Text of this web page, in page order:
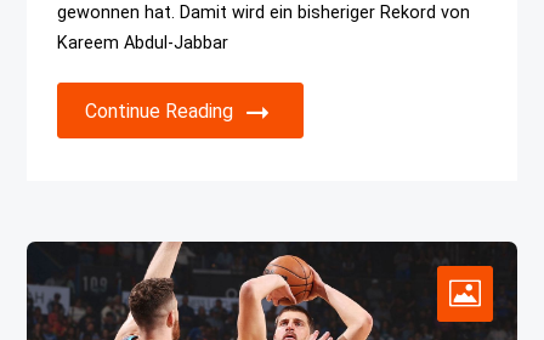
gewonnen hat. Damit wird ein bisheriger Rekord von
Kareem Abdul-Jabbar
Continue Reading